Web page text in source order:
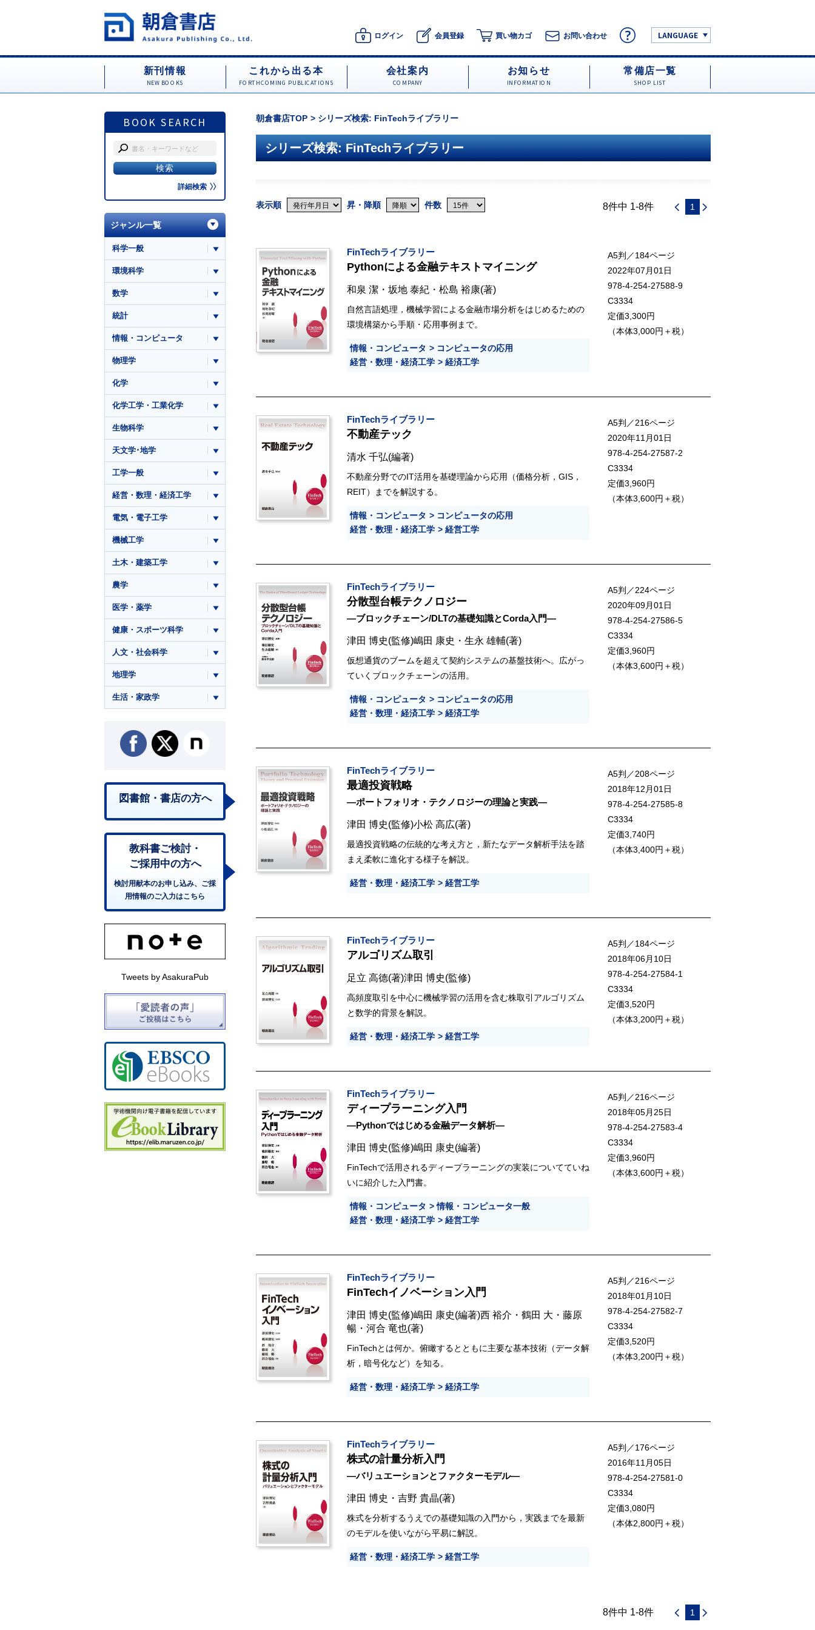
ログイン 会員登録 買い物カゴ お問い合わせ LANGUAGE
新刊情報
NEW BOOKS
これから出る本
FORTHCOMING PUBLICATIONS
会社案内
COMPANY
お知らせ
INFORMATION
常備店一覧
SHOP LIST
BOOK SEARCH
詳細検索
朝倉書店TOP シリーズ検索: FinTechライブラリー
シリーズ検索: FinTechライブラリー
表示順 昇・降順 件数 8件中 1-8件 1
FinTechライブラリー
Pythonによる金融テキストマイニング
和泉 潔 ・ 坂地 泰紀 ・ 松島 裕康(著)
自然言語処理，機械学習による金融市場分析をはじめるための
環境構築から手順・応用事例まで。
情報・コンピュータ
コンピュータの応用
経営・数理・経済工学
経済工学
A5判／184ページ
2022年07月01日
978-4-254-27588-9
C3334
定価3,300円
（本体3,000円＋税）
FinTechライブラリー
不動産テック
清水 千弘(編著)
不動産分野でのIT活用を基礎理論から応用（価格分析，GIS，
REIT）までを解説する。
情報・コンピュータ
コンピュータの応用
経営・数理・経済工学
経営工学
A5判／216ページ
2020年11月01日
978-4-254-27587-2
C3334
定価3,960円
（本体3,600円＋税）
FinTechライブラリー
分散型台帳テクノロジー
―ブロックチェーン/DLTの基礎知識とCorda入門―
津田 博史(監修)嶋田 康史 ・ 生永 雄輔(著)
仮想通貨のブームを超えて契約システムの基盤技術へ。広がっ
ていくブロックチェーンの活用。
情報・コンピュータ
コンピュータの応用
経営・数理・経済工学
経済工学
A5判／224ページ
2020年09月01日
978-4-254-27586-5
C3334
定価3,960円
（本体3,600円＋税）
FinTechライブラリー
最適投資戦略
―ポートフォリオ・テクノロジーの理論と実践―
津田 博史(監修)小松 高広(著)
最適投資戦略の伝統的な考え方と，新たなデータ解析手法を踏
まえ柔軟に進化する様子を解説。
経営・数理・経済工学 経営工学
A5判／208ページ
2018年12月01日
978-4-254-27585-8
C3334
定価3,740円
（本体3,400円＋税）
FinTechライブラリー
アルゴリズム取引
足立 高德(著)津田 博史(監修)
高頻度取引を中心に機械学習の活用を含む株取引アルゴリズム
と数学的背景を解説。
経営・数理・経済工学 経営工学
A5判／184ページ
2018年06月10日
978-4-254-27584-1
C3334
定価3,520円
（本体3,200円＋税）
FinTechライブラリー
ディープラーニング入門
―Pythonではじめる金融データ解析―
津田 博史(監修)嶋田 康史(編著)
FinTechで活用されるディープラーニングの実装についてていね
いに紹介した入門書。
情報・コンピュータ
情報・コンピュータ一般
経営・数理・経済工学
経営工学
A5判／216ページ
2018年05月25日
978-4-254-27583-4
C3334
定価3,960円
（本体3,600円＋税）
FinTechライブラリー
FinTechイノベーション入門
津田 博史(監修)嶋田 康史(編著)西 裕介 ・ 鶴田 大 ・ 藤原
暢 ・ 河合 竜也(著)
FinTechとは何か。俯瞰するとともに主要な基本技術（データ解
析，暗号化など）を知る。
経営・数理・経済工学 経済工学
A5判／216ページ
2018年01月10日
978-4-254-27582-7
C3334
定価3,520円
（本体3,200円＋税）
FinTechライブラリー
株式の計量分析入門
―バリュエーションとファクターモデル―
津田 博史 ・ 吉野 貴晶(著)
株式を分析するうえでの基礎知識の入門から，実践までを最新
のモデルを使いながら平易に解説。
経営・数理・経済工学 経営工学
A5判／176ページ
2016年11月05日
978-4-254-27581-0
C3334
定価3,080円
（本体2,800円＋税）
8件中 1-8件 1
ジャンル一覧
科学一般
環境科学
数学
統計
情報・コンピュータ
物理学
化学
化学工学・工業化学
生物科学
天文学･地学
工学一般
経営・数理・経済工学
電気・電子工学
機械工学
土木・建築工学
農学
医学・薬学
健康・スポーツ科学
人文・社会科学
地理学
生活・家政学
図書館・書店の方へ
教科書ご検討・
ご採用中の方へ
検討用献本のお申し込み、ご採
用情報のご入力はこちら
Tweets by AsakuraPub